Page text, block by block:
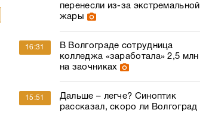
перенесли из-за экстремальной
жары
16:31
В Волгограде сотрудница
колледжа «заработала» 2,5 млн
на заочниках
15:51
Дальше – легче? Синоптик
рассказал, скоро ли Волгоград